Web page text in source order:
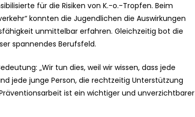
für die Risiken von K.-o.-Tropfen. Beim
konnten die Jugendlichen die Auswirkungen
unmittelbar erfahren. Gleichzeitig bot die
spannendes Berufsfeld.
„Wir tun dies, weil wir wissen, dass jede
jede junge Person, die rechtzeitig Unterstützung
ist ein wichtiger und unverzichtbarer